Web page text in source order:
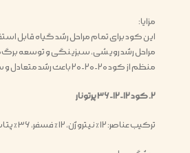
مزایا:
این کود برای تمام مراحل رشد گیاه قابل
مراحل رشد رویشی، سبزینگی و توسعه
منظم از کود ۲۰-۲۰-۲۰ باعث رشد متعادل و سالم گیاه می‌شود.
۲. کود ۱۲-۱۲-۳۶ پرتونار
ترکیب عناصر: ۱۲٪ نیتروژن، ۱۲٪ فسفر، ۳۶٪ پتاسیم